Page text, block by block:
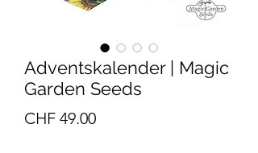
Adventskalender | Magic
Garden Seeds
CHF 49.00Preis